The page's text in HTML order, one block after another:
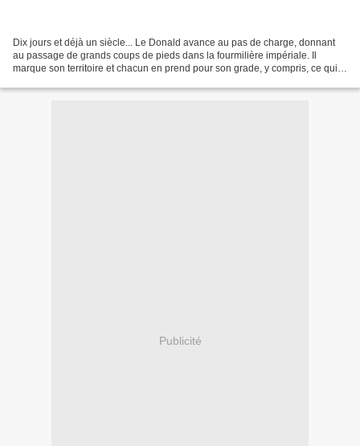
Dix jours et déjà un siècle... Le Donald avance au pas de charge, donnant
au passage de grands coups de pieds dans la fourmilière impériale. Il
marque son territoire et chacun en prend pour son grade, y compris, ce qui
Publicité